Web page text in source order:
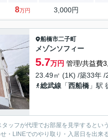
8万円 3,000円
船橋市二子町
メゾンソフィー
5.7万円 管理/共益費
23.49㎡ (1K) /築33年 /
総武線 「西船橋 」駅
ッフが代理でお部屋を見学するとい
・LINEでのやり取り・入居日を出